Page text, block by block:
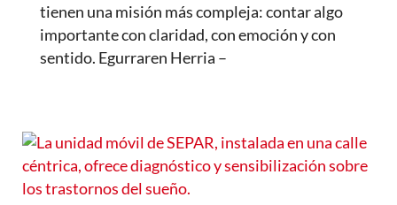
tienen una misión más compleja: contar algo
importante con claridad, con emoción y con
sentido. Egurraren Herria –